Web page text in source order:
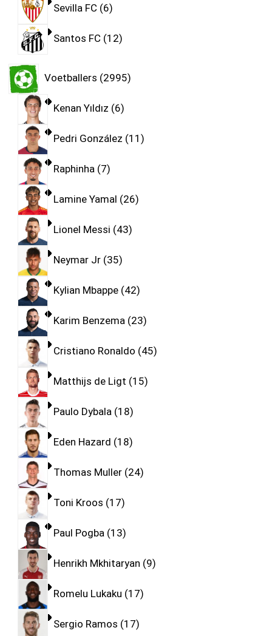
Sevilla FC 6
Santos FC 12
Voetballers 2995
Kenan Yıldız 6
Pedri González 11
Raphinha 7
Lamine Yamal 26
Lionel Messi 43
Neymar Jr 35
Kylian Mbappe 42
Karim Benzema 23
Cristiano Ronaldo 45
Matthijs de Ligt 15
Paulo Dybala 18
Eden Hazard 18
Thomas Muller 24
Toni Kroos 17
Paul Pogba 13
Henrikh Mkhitaryan 9
Romelu Lukaku 17
Sergio Ramos 17